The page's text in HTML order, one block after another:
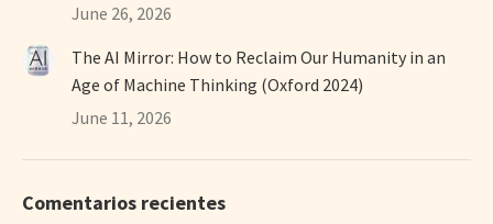
June 26, 2026
The AI Mirror: How to Reclaim Our Humanity in an
Age of Machine Thinking (Oxford 2024)
June 11, 2026
Comentarios recientes